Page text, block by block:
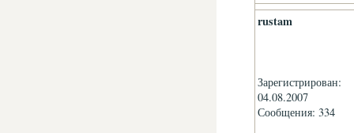
rustam
Зарегистрирован:
04.08.2007
Сообщения: 334